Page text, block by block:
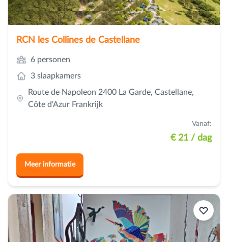
RCN les Collines de Castellane
6 personen
3 slaapkamers
Route de Napoleon 2400 La Garde, Castellane,
Côte d'Azur Frankrijk
Vanaf:
€ 21 / dag
Meer informatie